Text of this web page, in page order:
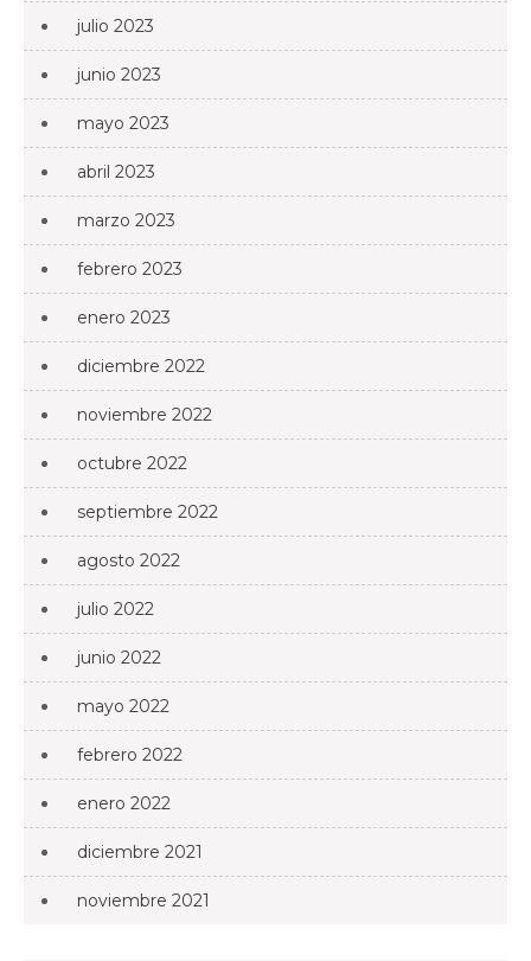
julio 2023
junio 2023
mayo 2023
abril 2023
marzo 2023
febrero 2023
enero 2023
diciembre 2022
noviembre 2022
octubre 2022
septiembre 2022
agosto 2022
julio 2022
junio 2022
mayo 2022
febrero 2022
enero 2022
diciembre 2021
noviembre 2021